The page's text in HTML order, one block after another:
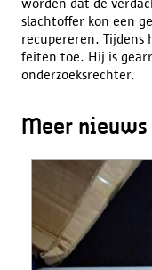
worden dat de
slachtoffer kon een
recupereren. Tijdens
feiten toe. Hij is
onderzoeksrechter.
Meer nieuws